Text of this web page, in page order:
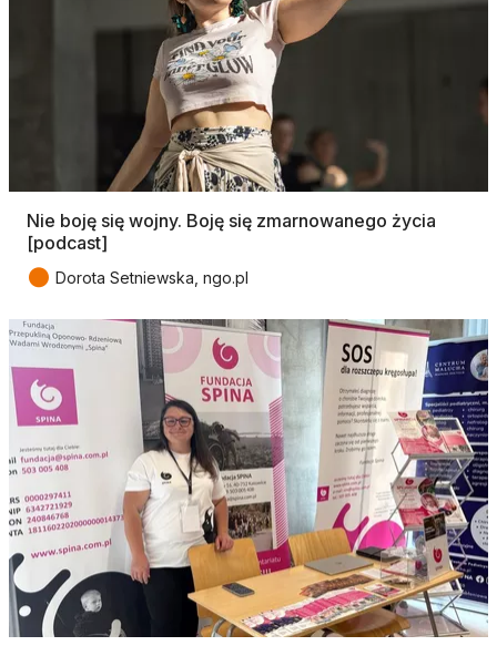
Nie boję się wojny. Boję się zmarnowanego życia
[podcast]
● Dorota Setniewska, ngo.pl